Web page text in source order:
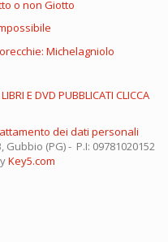
E DVD PUBBLICATI CLICCA
dei dati personali
Gubbio (PG) - P.I: 09781020152
Key5.com